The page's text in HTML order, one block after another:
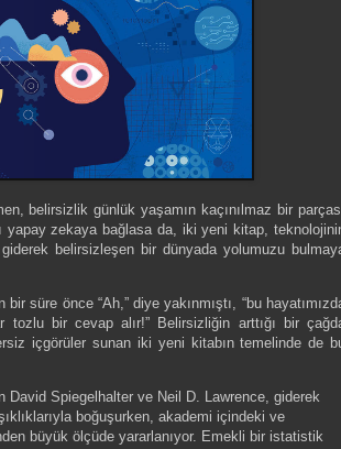
belirsizlik günlük yaşamın kaçınılmaz bir
yapay zekaya bağlasa da, iki yeni kitap,
belirsizleşen bir dünyada yolumuzu
süre önce “Ah,” diye yakınmıştı, “bu
bir cevap alır!” Belirsizliğin arttığı bir
içgörüler sunan iki yeni kitabın temelinde de
David Spiegelhalter ve Neil D. Lawrence, giderek
boğuşurken, akademi içindeki ve
büyük ölçüde yararlanıyor. Emekli bir istatistik